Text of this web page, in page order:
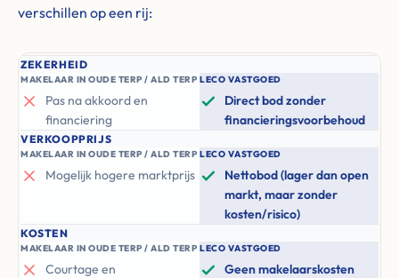
verschillen op een rij:
ZEKERHEID
MAKELAAR IN OUDE TERP / ALD TERP
Pas na akkoord en
financiering
LECO VASTGOED
Direct bod zonder
financieringsvoorbehoud
VERKOOPPRIJS
MAKELAAR IN OUDE TERP / ALD TERP
Mogelijk hogere marktprijs
LECO VASTGOED
Nettobod (lager dan open
markt, maar zonder
kosten/risico)
KOSTEN
MAKELAAR IN OUDE TERP / ALD TERP
Courtage en
LECO VASTGOED
Geen makelaarskosten